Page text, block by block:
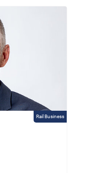
Rail Business